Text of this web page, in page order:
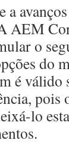
a
AEM
o
do
é válido
pois
lo